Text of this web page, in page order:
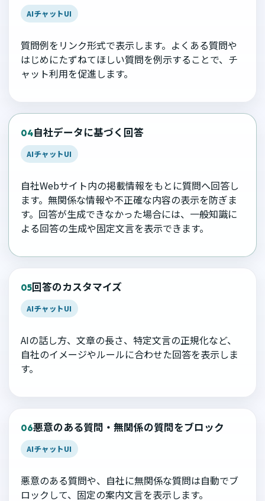
AIチャットUI
質問例をリンク形式で表示します。よくある質問や
はじめにたずねてほしい質問を例示することで、チ
ャット利用を促進します。
04自社データに基づく回答
AIチャットUI
自社Webサイト内の掲載情報をもとに質問へ回答し
ます。無関係な情報や不正確な内容の表示を防ぎま
す。回答が生成できなかった場合には、一般知識に
よる回答の生成や固定文言を表示できます。
05回答のカスタマイズ
AIチャットUI
AIの話し方、文章の長さ、特定文言の正規化など、
自社のイメージやルールに合わせた回答を表示しま
す。
06悪意のある質問・無関係の質問をブロック
AIチャットUI
悪意のある質問や、自社に無関係な質問は自動でブ
ロックして、固定の案内文言を表示します。